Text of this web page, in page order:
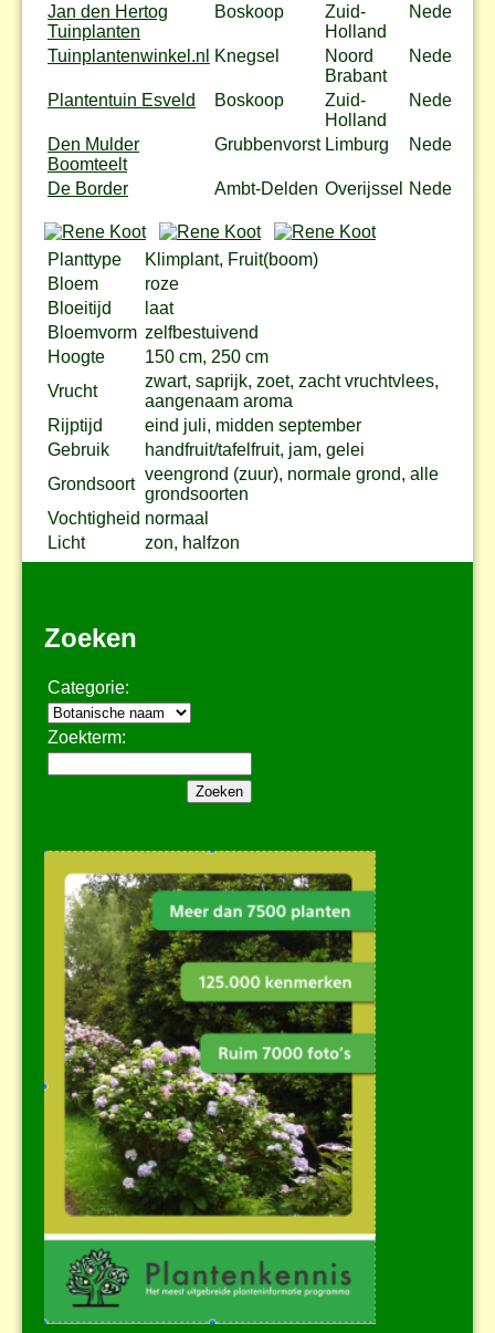
Jan den Hertog
Tuinplanten
Boskoop
Zuid-
Holland
Nederland
Tuinplantenwinkel.nl Knegsel
Noord
Brabant
Nederland
Plantentuin Esveld Boskoop
Zuid-
Holland
Nederland
Den Mulder
Boomteelt
Grubbenvorst Limburg Nederland
De Border Ambt-Delden Overijssel Nederland
Planttype
Klimplant, Fruit(boom)
Bloem
roze
Bloeitijd
laat
Bloemvorm zelfbestuivend
Hoogte
150 cm, 250 cm
Vrucht
zwart, saprijk, zoet, zacht vruchtvlees,
aangenaam aroma
Rijptijd
eind juli, midden september
Gebruik
handfruit/tafelfruit, jam, gelei
Grondsoort
veengrond (zuur), normale grond, alle
grondsoorten
Vochtigheid normaal
Licht
zon, halfzon
Zoeken
Categorie:
Zoekterm: